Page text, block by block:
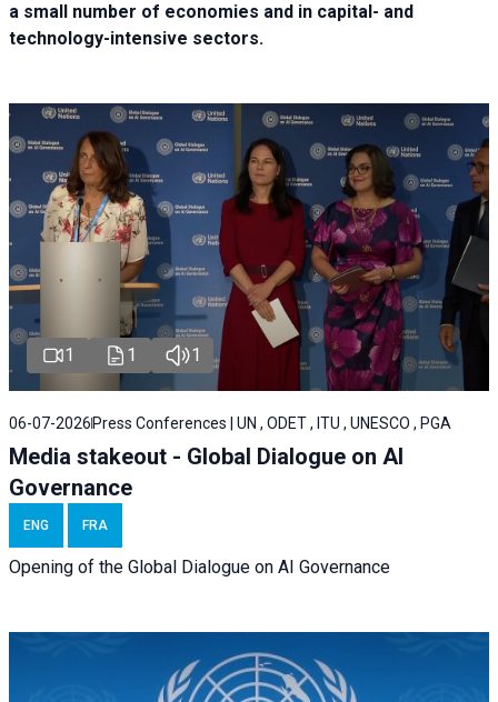
a small number of economies and in capital- and
technology-intensive sectors.
1 1 1
06-07-2026 Press Conferences | UN , ODET , ITU , UNESCO , PGA
Media stakeout - Global Dialogue on AI
Governance
ENG FRA
Opening of the Global Dialogue on AI Governance